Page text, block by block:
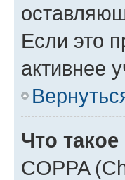
Если это
активнее
Что такое
COPPA